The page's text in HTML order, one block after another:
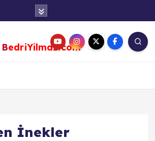
BedriYilmaz.com
İnekler